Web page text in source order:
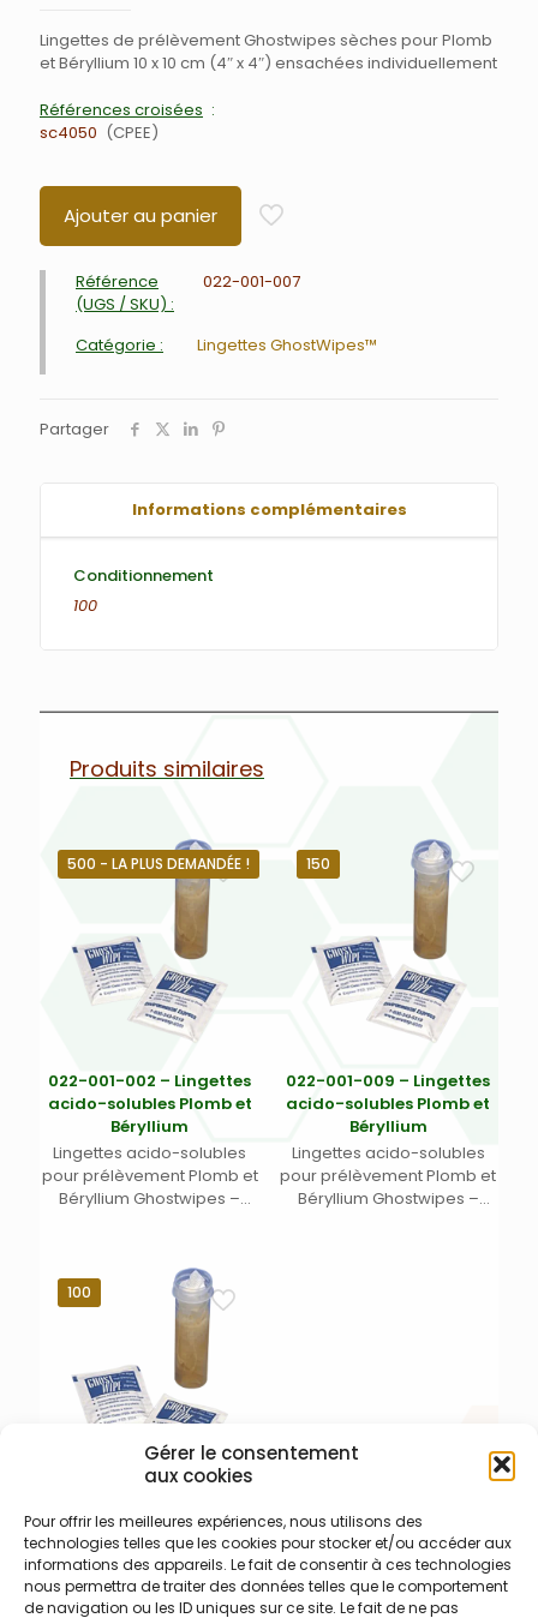
Gérer le consentement
aux cookies
Pour offrir les meilleures expériences, nous utilisons des
technologies telles que les cookies pour stocker et/ou accéder aux
informations des appareils. Le fait de consentir à ces technologies
nous permettra de traiter des données telles que le comportement
de navigation ou les ID uniques sur ce site. Le fait de ne pas
Lingettes de prélèvement Ghostwipes sèches pour Plomb
et Béryllium 10 x 10 cm (4″ x 4″) ensachées individuellement
Références croisées
sc4050
CPEE
Ajouter au panier
Référence
(UGS / SKU) :
022-001-007
Catégorie : Lingettes GhostWipes™
Partager
Informations complémentaires
Conditionnement
100
Produits similaires
500 - LA PLUS DEMANDÉE !
022-001-002 – Lingettes
acido-solubles Plomb et
Béryllium
Lingettes acido-solubles
pour prélèvement Plomb et
Béryllium Ghostwipes –
individuellement et
humidifiée à l’eau distillée
150
022-001-009 – Lingettes
acido-solubles Plomb et
Béryllium
Lingettes acido-solubles
pour prélèvement Plomb et
Béryllium Ghostwipes –
100
022-001-008 – Lingettes
acido-solubles Plomb et
Béryllium
Lingettes acido-solubles
pour prélèvement Plomb et